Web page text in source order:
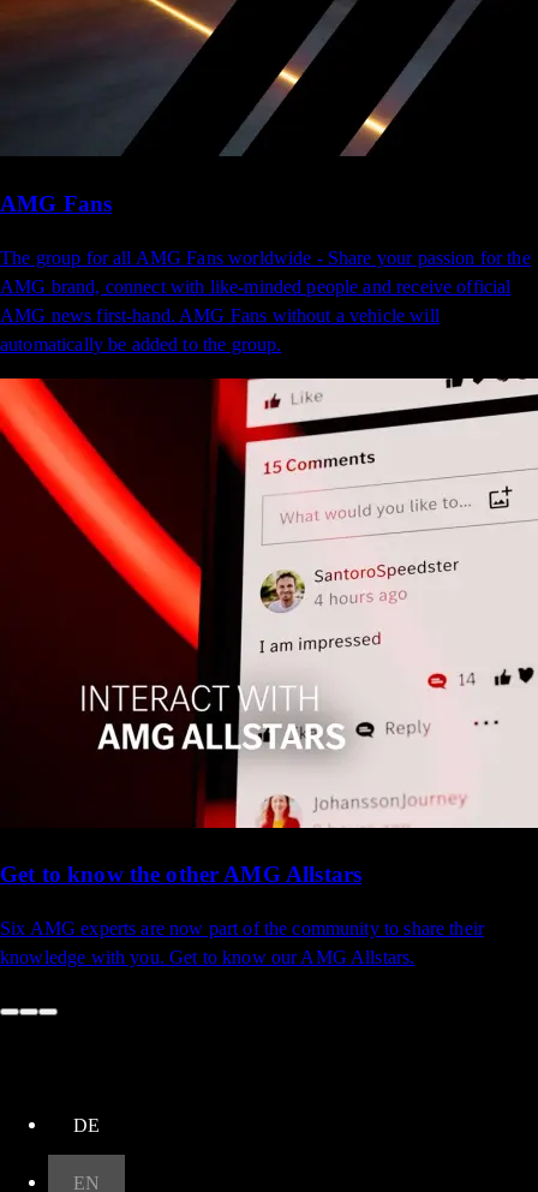
AMG Fans
The group for all AMG Fans worldwide - Share your passion for the
AMG brand, connect with like-minded people and receive official
AMG news first-hand. AMG Fans without a vehicle will
automatically be added to the group.
Get to know the other AMG Allstars
Six AMG experts are now part of the community to share their
knowledge with you. Get to know our AMG Allstars.
DE
EN